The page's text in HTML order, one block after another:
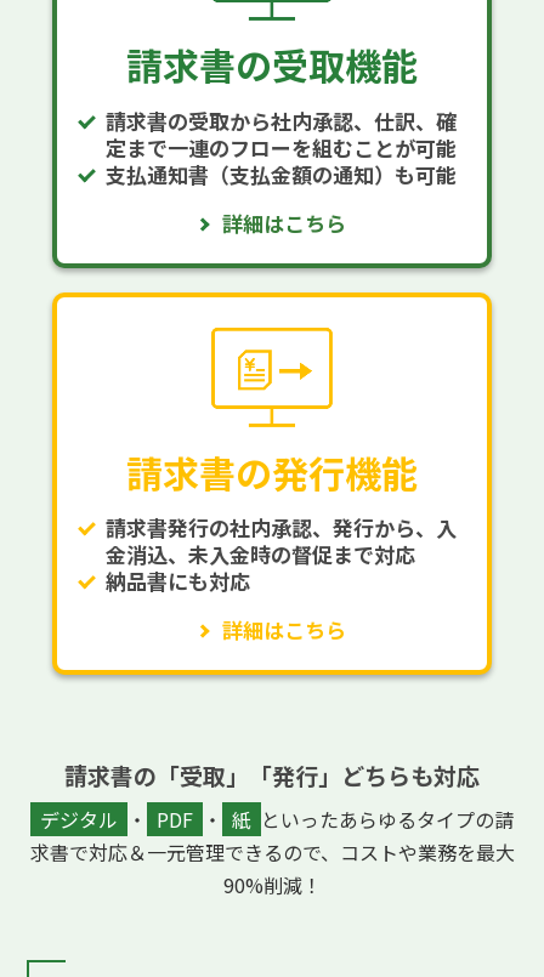
請求書の受取機能
請求書の受取から社内承認、仕訳、確
定まで一連のフローを組むことが可能
支払通知書（支払金額の通知）も可能
詳細はこちら
請求書の発行機能
請求書発行の社内承認、発行から、入
金消込、未入金時の督促まで対応
納品書にも対応
詳細はこちら
請求書の「受取」「発行」どちらも対応
デジタル ・ PDF ・ 紙 といったあらゆるタイプの請
求書で対応＆一元管理できるので、コストや業務を最大
90%削減！